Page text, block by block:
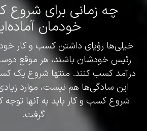
چه زمانی برای شروع
خودمان
خیلی‌ها رؤیای داشتن کسب و کار
رئیس خودشان باشند، هر موقع
درآمد کسب کنند. منتها شروع یک
این سادگی‌ها هم نیست، موارد
شروع کسب و کار باید به آنها توجه
گرفت.